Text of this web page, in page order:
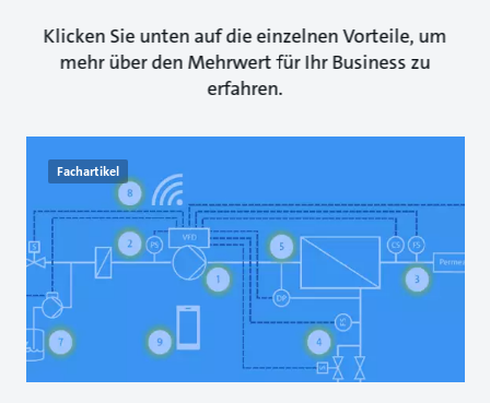
Klicken Sie unten auf die einzelnen Vorteile, um
mehr über den Mehrwert für Ihr Business zu
erfahren.
Fachartikel